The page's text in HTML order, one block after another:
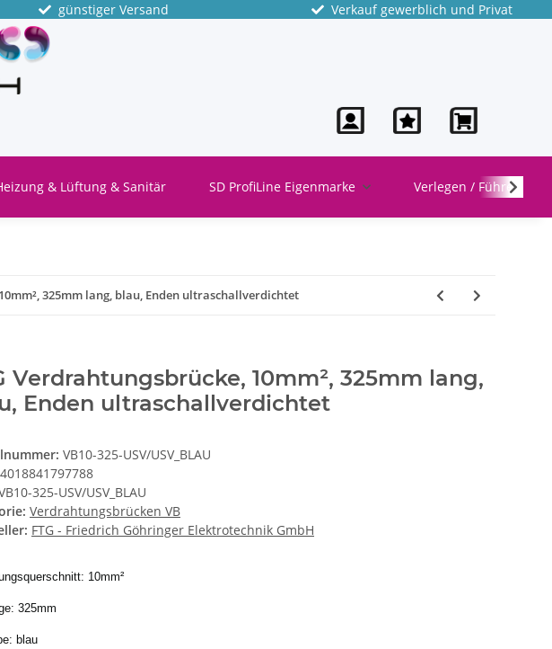
günstiger Versand Verkauf gewerblich und Privat
& Lüftung & Sanitär SD ProfiLine Eigenmarke Verlegen / Führen
325mm lang, blau, Enden ultraschallverdichtet
Verdrahtungsbrücke, 10mm², 325mm lang,
Enden ultraschallverdichtet
VB10-325-USV/USV_BLAU
4018841797788
325-USV/USV_BLAU
Verdrahtungsbrücken VB
FTG - Friedrich Göhringer Elektrotechnik GmbH
10mm²
325mm
blau